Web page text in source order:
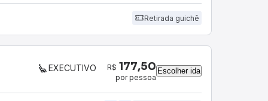
Retirada guichê
EXECUTIVO R$ 177,50
por pessoa
Escolher ida